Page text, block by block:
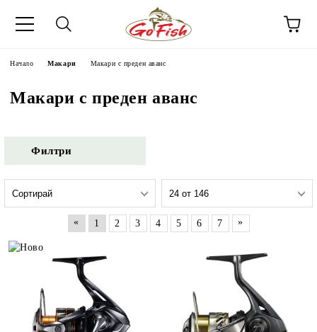
Начало Макари Макари с преден аванс
Макари с преден аванс
Филтри
« 1 2 3 4 5 6 7 »